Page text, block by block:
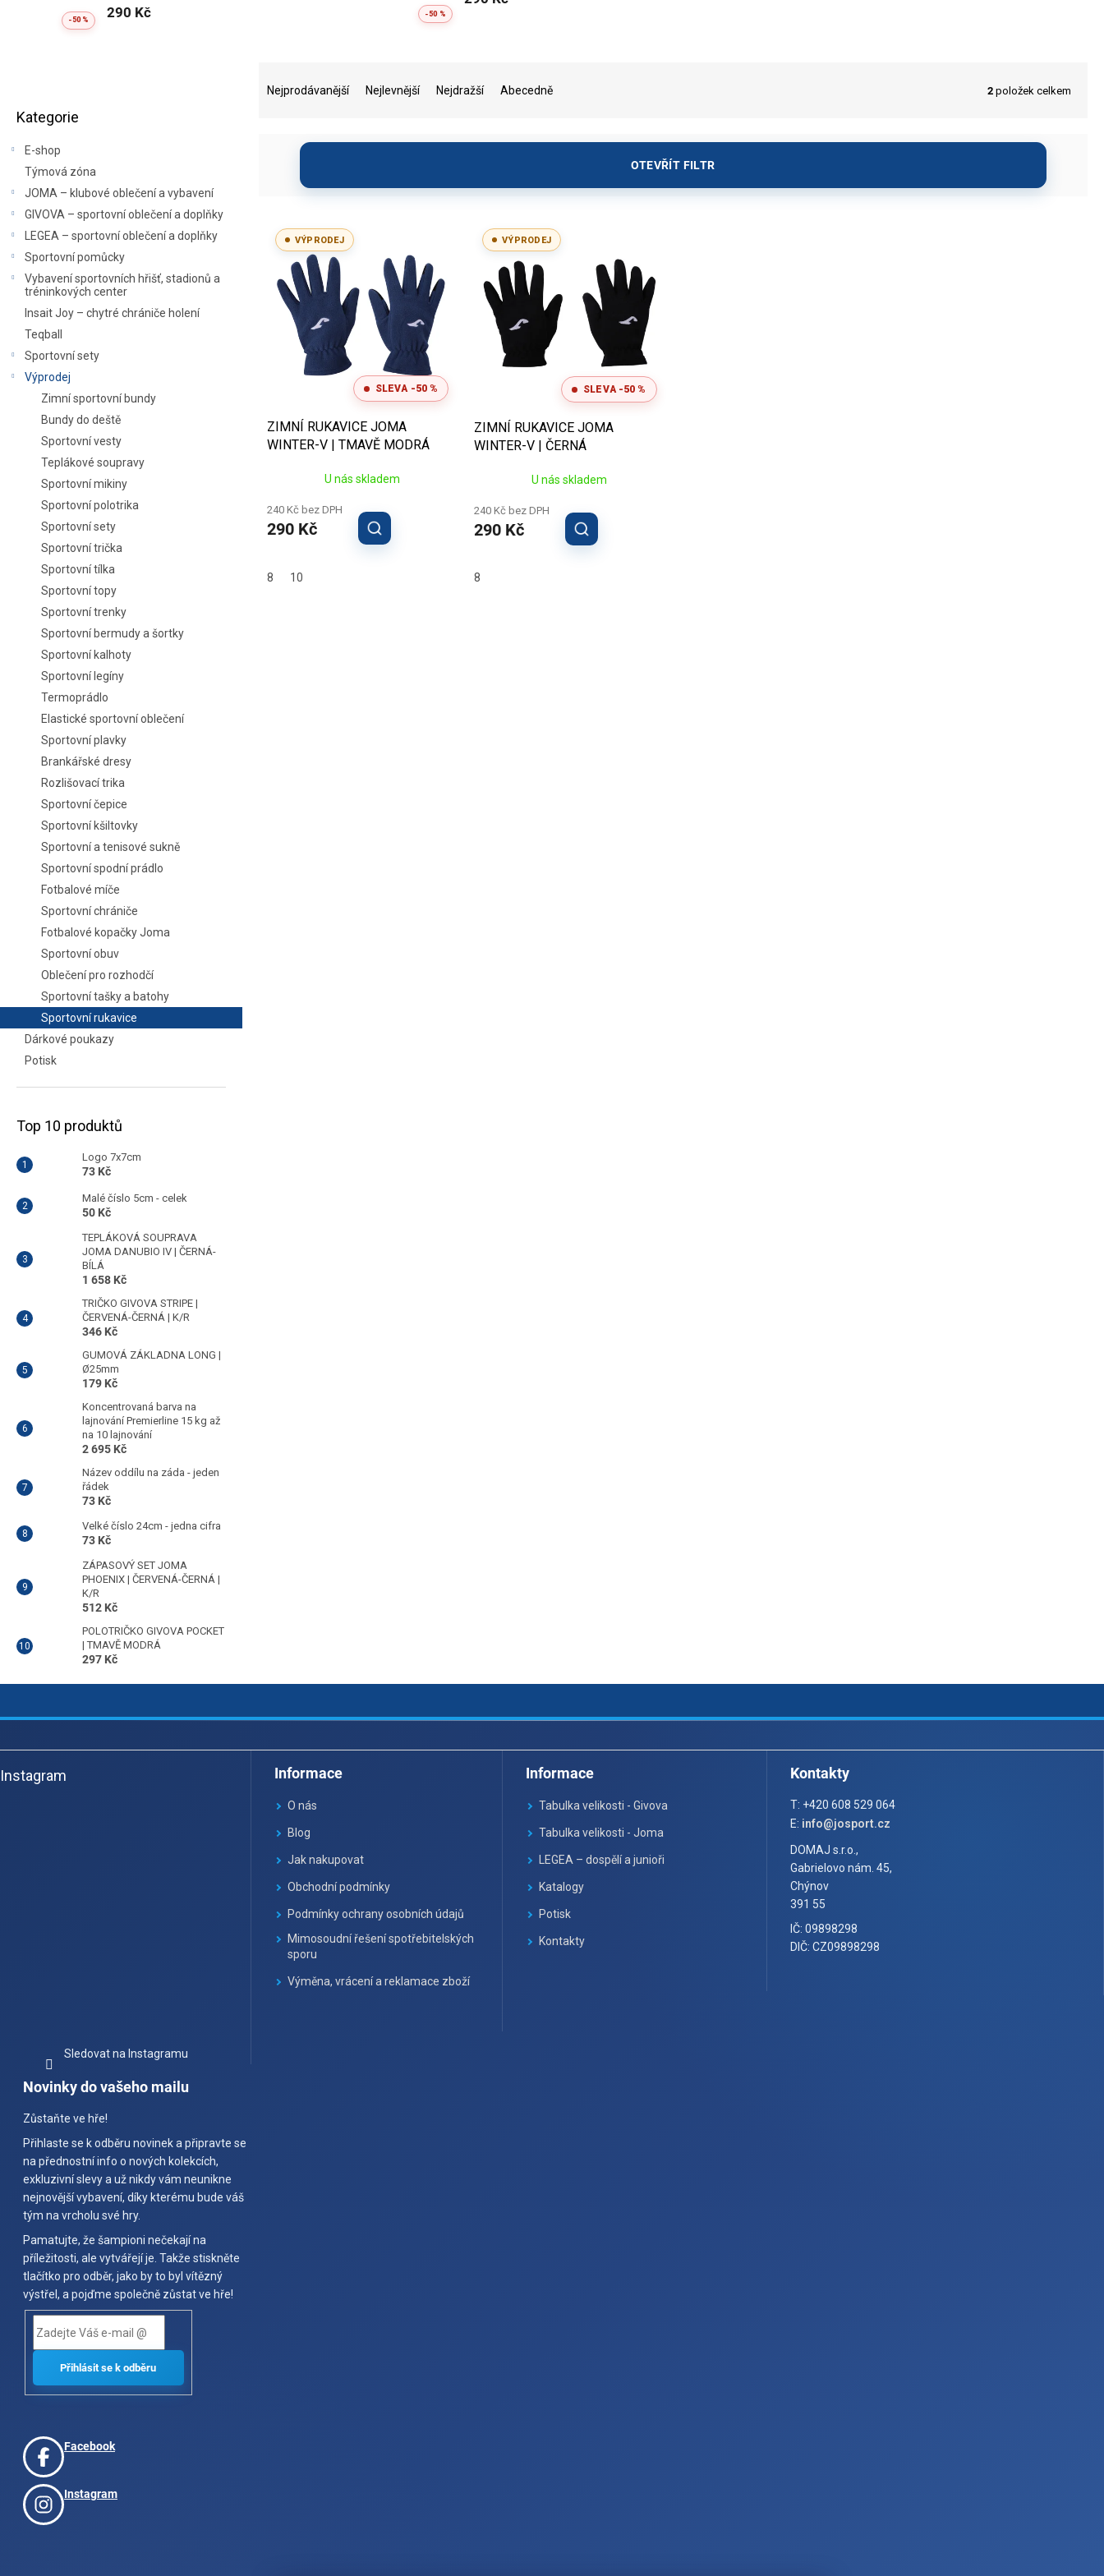
-50 % 290 Kč -50 %
kategorie
Kategorie
E-shop
Týmová zóna
JOMA – klubové oblečení a vybavení
GIVOVA – sportovní oblečení a doplňky
LEGEA – sportovní oblečení a doplňky
Sportovní pomůcky
Vybavení sportovních hřišť, stadionů a
tréninkových center
Insait Joy – chytré chrániče holení
Teqball
Sportovní sety
Výprodej
Zimní sportovní bundy
Bundy do deště
Sportovní vesty
Teplákové soupravy
Sportovní mikiny
Sportovní polotrika
Sportovní sety
Sportovní trička
Sportovní tílka
Sportovní topy
Sportovní trenky
Sportovní bermudy a šortky
Sportovní kalhoty
Sportovní legíny
Termoprádlo
Elastické sportovní oblečení
Sportovní plavky
Brankářské dresy
Rozlišovací trika
Sportovní čepice
Sportovní kšiltovky
Sportovní a tenisové sukně
Sportovní spodní prádlo
Fotbalové míče
Sportovní chrániče
Fotbalové kopačky Joma
Sportovní obuv
Oblečení pro rozhodčí
Sportovní tašky a batohy
Sportovní rukavice
Dárkové poukazy
Potisk
Top 10 produktů
Logo 7x7cm
73 Kč
Malé číslo 5cm - celek
50 Kč
TEPLÁKOVÁ SOUPRAVA
JOMA DANUBIO IV | ČERNÁ-
BÍLÁ
1 658 Kč
TRIČKO GIVOVA STRIPE |
ČERVENÁ-ČERNÁ | K/R
346 Kč
GUMOVÁ ZÁKLADNA LONG |
Ø25mm
179 Kč
Koncentrovaná barva na
lajnování Premierline 15 kg až
na 10 lajnování
2 695 Kč
Název oddílu na záda - jeden
řádek
73 Kč
Velké číslo 24cm - jedna cifra
73 Kč
ZÁPASOVÝ SET JOMA
PHOENIX | ČERVENÁ-ČERNÁ |
K/R
512 Kč
POLOTRIČKO GIVOVA POCKET
| TMAVĚ MODRÁ
297 Kč
Nejprodávanější Nejlevnější Nejdražší Abecedně 2 položek celkem
OTEVŘÍT FILTR
VÝPRODEJ
SLEVA -50 %
ZIMNÍ RUKAVICE JOMA
WINTER-V | TMAVĚ MODRÁ
U nás skladem
240 Kč bez DPH
290 Kč
8 10
VÝPRODEJ
SLEVA -50 %
ZIMNÍ RUKAVICE JOMA
WINTER-V | ČERNÁ
U nás skladem
240 Kč bez DPH
290 Kč
8
á
pInstagram
Sledovat na Instagramu
Informace
O nás
Blog
Jak nakupovat
Obchodní podmínky
Podmínky ochrany osobních údajů
Mimosoudní řešení spotřebitelských
sporu
Výměna, vrácení a reklamace zboží
Informace
Tabulka velikosti - Givova
Tabulka velikosti - Joma
LEGEA – dospělí a junioři
Katalogy
Potisk
Kontakty
Kontakty
T: +420 608 529 064
E: info@josport.cz
DOMAJ s.r.o.,
Gabrielovo nám. 45,
Chýnov
391 55
IČ: 09898298
DIČ: CZ09898298
Novinky do vašeho mailu
Zůstaňte ve hře!
Přihlaste se k odběru novinek a připravte se
na přednostní info o nových kolekcích,
exkluzivní slevy a už nikdy vám neunikne
nejnovější vybavení, díky kterému bude váš
tým na vrcholu své hry.
Pamatujte, že šampioni nečekají na
příležitosti, ale vytvářejí je. Takže stiskněte
tlačítko pro odběr, jako by to byl vítězný
výstřel, a pojďme společně zůstat ve hře!
Facebook
Instagram